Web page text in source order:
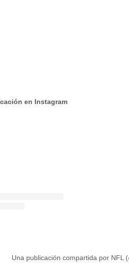
en Instagram
Una publicación compartida por NFL